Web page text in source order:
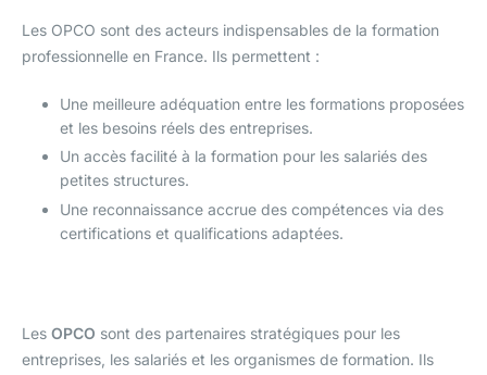
Les OPCO sont des acteurs indispensables de la formation
professionnelle en France. Ils permettent :
Une meilleure adéquation entre les formations proposées
et les besoins réels des entreprises.
Un accès facilité à la formation pour les salariés des
petites structures.
Une reconnaissance accrue des compétences via des
certifications et qualifications adaptées.
Les OPCO sont des partenaires stratégiques pour les
entreprises, les salariés et les organismes de formation. Ils